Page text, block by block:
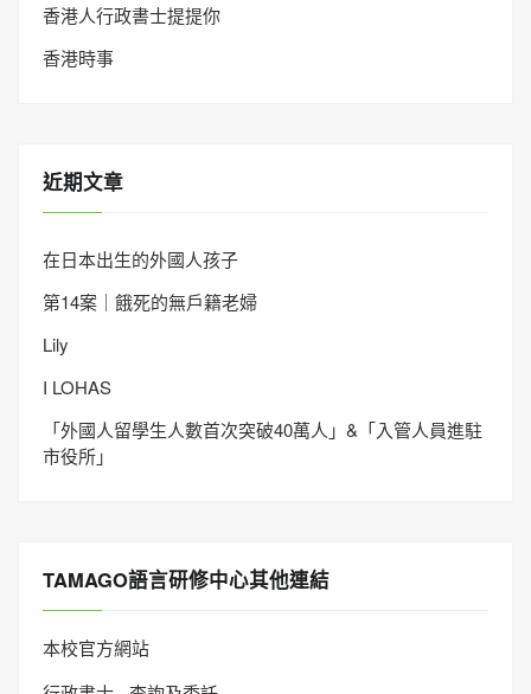
香港人行政書士提提你
香港時事
近期文章
在日本出生的外國人孩子
第14案｜餓死的無戶籍老婦
Lily
I LOHAS
「外國人留學生人數首次突破40萬人」&「入管人員進駐
市役所」
TAMAGO語言研修中心其他連結
本校官方網站